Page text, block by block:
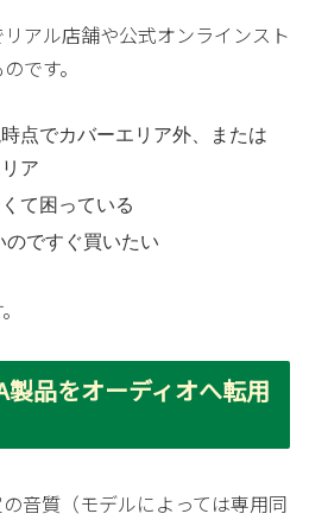
アル店舗や公式オンラインスト
です。
点でカバーエリア外、または
ア
て困っている
のですぐ買いたい
品をオーディオへ転用
音質（モデルによっては専用同